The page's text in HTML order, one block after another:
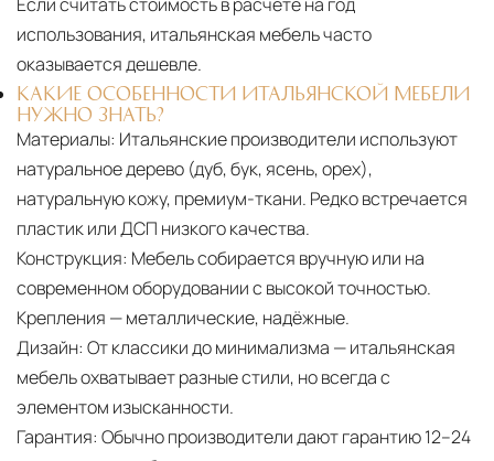
использования, итальянская мебель часто
оказывается дешевле.
КАКИЕ ОСОБЕННОСТИ ИТАЛЬЯНСКОЙ МЕБЕЛИ
НУЖНО ЗНАТЬ?
Материалы: Итальянские производители используют
натуральное дерево (дуб, бук, ясень, орех),
натуральную кожу, премиум-ткани. Редко встречается
пластик или ДСП низкого качества.
Конструкция: Мебель собирается вручную или на
современном оборудовании с высокой точностью.
Крепления — металлические, надёжные.
Дизайн: От классики до минимализма — итальянская
мебель охватывает разные стили, но всегда с
элементом изысканности.
Гарантия: Обычно производители дают гарантию 12–24